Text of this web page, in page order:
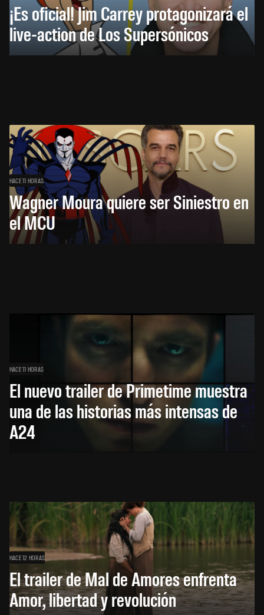
¡Es oficial! Jim Carrey protagonizará el
live-action de Los Supersónicos
HACE 11 HORAS
Wagner Moura quiere ser Siniestro en
el MCU
HACE 11 HORAS
El nuevo trailer de Primetime muestra
una de las historias más intensas de
A24
HACE 12 HORAS
El trailer de Mal de Amores enfrenta
Amor, libertad y revolución